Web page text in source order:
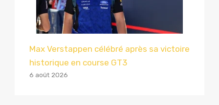
Max Verstappen célébré après sa victoire
historique en course GT3
6 août 2026